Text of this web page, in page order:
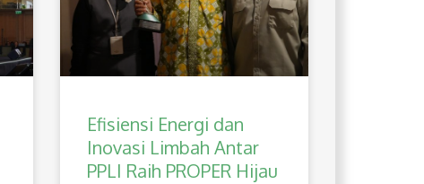
Efisiensi Energi dan
Inovasi Limbah Antar
PPLI Raih PROPER Hijau